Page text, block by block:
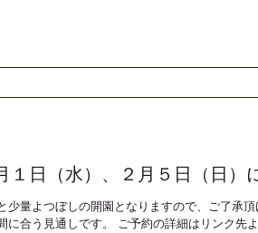
１日（水）、２月５日（日）
少量よつぼしの開園となりますので、ご了承
に合う見通しです。 ご予約の詳細はリンク先